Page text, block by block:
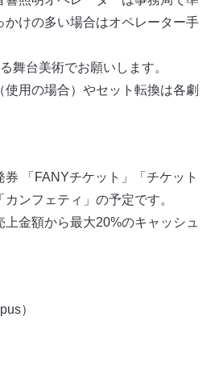
かけの多い場合はオペレーター手
舞台美術でお願いします。
使用の場合）やセット転換は各劇
券 「FANYチケット」「チケット
ンフェティ」の予定です。
上金額から最大20%のキャッシュ
）